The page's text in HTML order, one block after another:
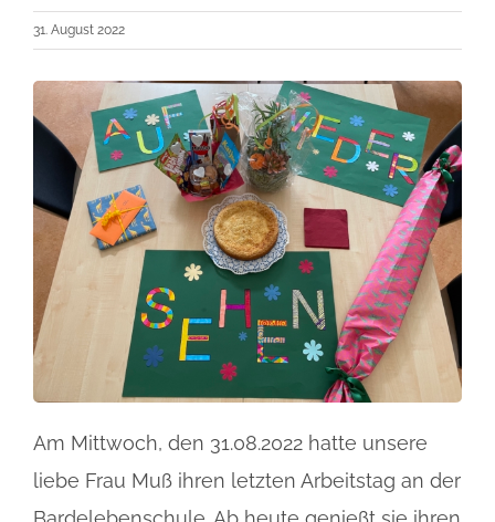
31. August 2022
Am Mittwoch, den 31.08.2022 hatte unsere
liebe Frau Muß ihren letzten Arbeitstag an der